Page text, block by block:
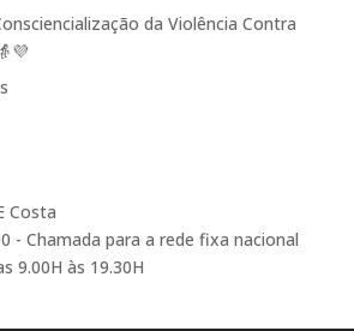
da Violência Contra
Costa
- Chamada para a rede fixa nacional
9.00H às 19.30H